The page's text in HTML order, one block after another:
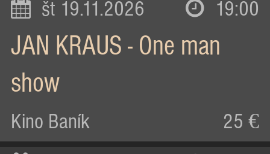
št 19.11.2026 19:00
JAN KRAUS - One man
show
Kino Baník 25 €